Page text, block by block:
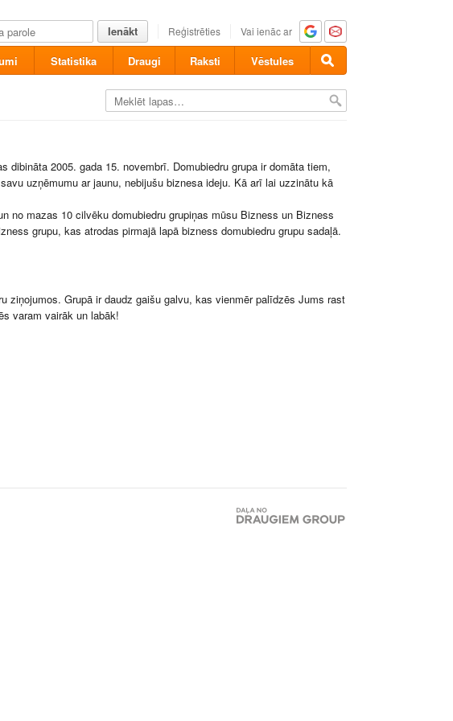
Ienākt Reģistrēties Vai ienāc ar
Statistika Draugi Raksti Vēstules
dibināta 2005. gada 15. novembrī. Domubiedru grupa ir domāta tiem,
uzņēmumu ar jaunu, nebijušu biznesa ideju. Kā arī lai uzzinātu kā
no mazas 10 cilvēku domubiedru grupiņas mūsu Bizness un Bizness
grupu, kas atrodas pirmajā lapā bizness domubiedru grupu sadaļā.
Grupā ir daudz gaišu galvu, kas vienmēr palīdzēs Jums rast
varam vairāk un labāk!